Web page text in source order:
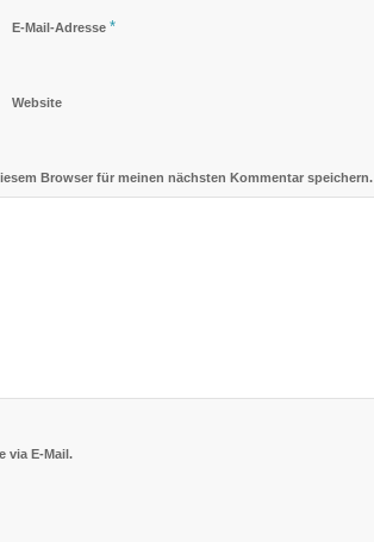
E-Mail-Adresse *
Website
Browser für meinen nächsten Kommentar speichern.
via E-Mail.